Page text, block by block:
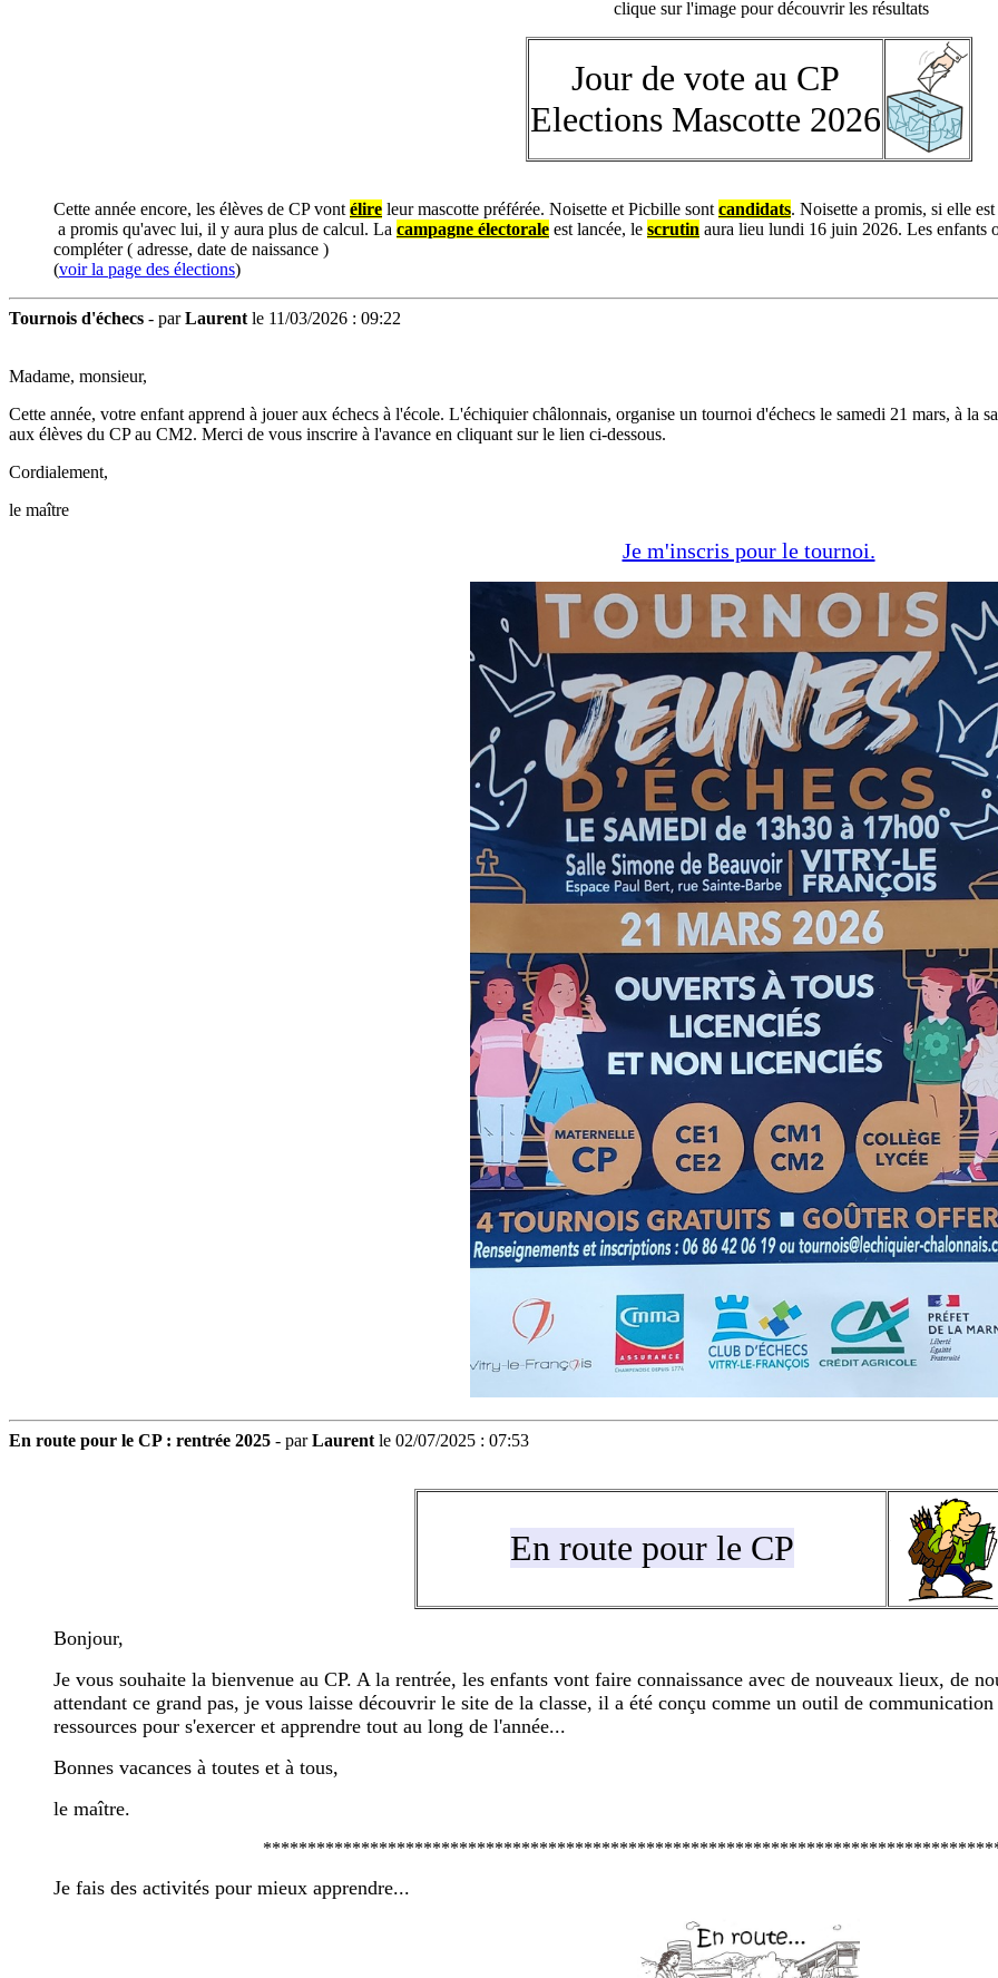
clique sur l'image pour découvrir les résultats
Jour de vote au CP
Elections Mascotte 2026
Cette année encore, les élèves de CP vont élire leur mascotte préférée. Noisette et Picbille sont candidats. Noisette a promis, si elle
a promis qu'avec lui, il y aura plus de calcul. La campagne électorale est lancée, le scrutin aura lieu lundi 16 juin 2026. Les enfants
compléter ( adresse, date de naissance )
(voir la page des élections)
Tournois d'échecs - parLaurent le 11/03/2026 : 09:22
Madame, monsieur,
Cette année, votre enfant apprend à jouer aux échecs à l'école. L'échiquier châlonnais, organise un tournoi d'échecs le samedi 21 mars, à
aux élèves du CP au CM2. Merci de vous inscrire à l'avance en cliquant sur le lien ci-dessous.
​Cordialement,
​le maître
Je m'inscris pour le tournoi.
En route pour le CP : rentrée 2025 - parLaurent le 02/07/2025 : 07:53
En route pour le CP
Bonjour,
Je vous souhaite la bienvenue au CP. A la rentrée, les enfants vont faire connaissance avec de nouveaux lieux, de
attendant ce grand pas, je vous laisse découvrir le site de la classe, il a été conçu comme un outil de
ressources pour s'exercer et apprendre tout au long de l'année...
Bonnes vacances à toutes et à tous,
le maître.
Je fais des activités pour mieux apprendre...